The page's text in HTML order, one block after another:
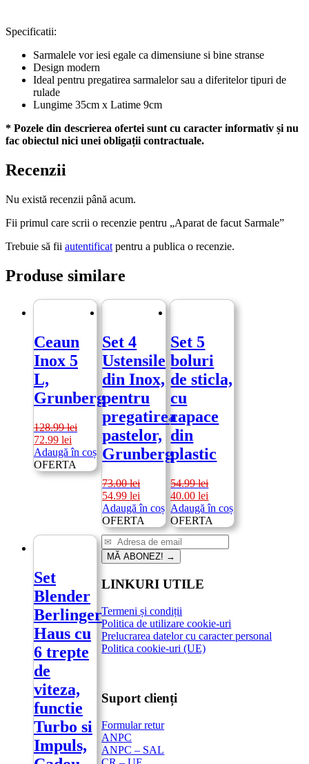
Specificatii:
Sarmalele vor iesi egale ca dimensiune si bine stranse
Design modern
Ideal pentru pregatirea sarmalelor sau a diferitelor tipuri de
rulade
Lungime 35cm x Latime 9cm
* Pozele din descrierea ofertei sunt cu caracter informativ și nu
fac obiectul nici unei obligații contractuale.
Recenzii
Nu există recenzii până acum.
Fii primul care scrii o recenzie pentru „Aparat de facut Sarmale”
Trebuie să fii autentificat pentru a publica o recenzie.
Produse similare
Ceaun
Inox 5
L,
Grunberg
128.99lei
Prețul
inițial
a
fost:
72.99 lei
curent
este:
72.99 lei.
Adaugă în coș
OFERTA
Set 4
Ustensile
din Inox,
pentru
pregatirea
pastelor,
Grunberg
73.00lei
Prețul
inițial
a
fost:
73.00 lei.
54.99lei
curent
este:
54.99 lei.
Adaugă în coș
OFERTA
Set 5
boluri
de sticla,
cu
capace
din
plastic
54.99lei
Prețul
inițial
a
fost:
54.99 lei.
40.00lei
curent
este:
40.00 lei.
Adaugă în coș
OFERTA
Set
Blender
Berlinger
Haus cu
6 trepte
de
viteza,
functie
Turbo si
Impuls,
MĂ ABONEZ! →
LINKURI UTILE
Termeni și condiții
Politica de utilizare cookie-uri
Prelucrarea datelor cu caracter personal
Politica cookie-uri (UE)
Suport clienți
Formular retur
ANPC
ANPC – SAL